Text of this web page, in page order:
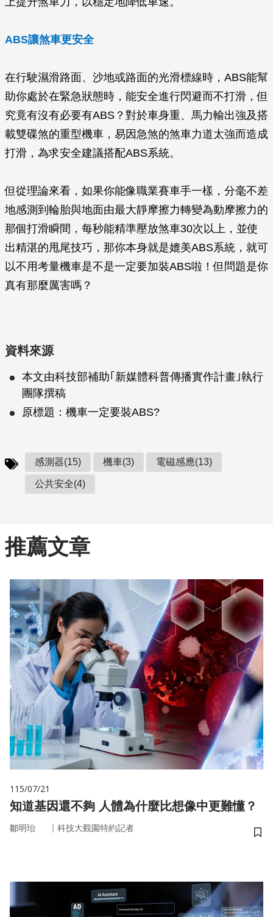
ABS讓煞車更安全
在行駛濕滑路面、沙地或路面的光滑標線時，ABS能幫
助你處於在緊急狀態時，能安全進行閃避而不打滑，但
究竟有沒有必要有ABS？對於車身重、馬力輸出強及搭
載雙碟煞的重型機車，易因急煞的煞車力道太強而造成
打滑，為求安全建議搭配ABS系統。
但從理論來看，如果你能像職業賽車手一樣，分毫不差
地感測到輪胎與地面由最大靜摩擦力轉變為動摩擦力的
那個打滑瞬間，每秒能精準壓放煞車30次以上，並使
出精湛的甩尾技巧，那你本身就是媲美ABS系統，就可
以不用考量機車是不是一定要加裝ABS啦！但問題是你
真有那麼厲害嗎？
資料來源
本文由科技部補助｢新媒體科普傳播實作計畫｣執行
團隊撰稿
原標題：機車一定要裝ABS?
感測器(15) 機車(3) 電磁感應(13)
公共安全(4)
推薦文章
115/07/21
知道基因還不夠 人體為什麼比想像中更難懂？
鄒明珆 ｜ 科技大觀園特約記者
儲